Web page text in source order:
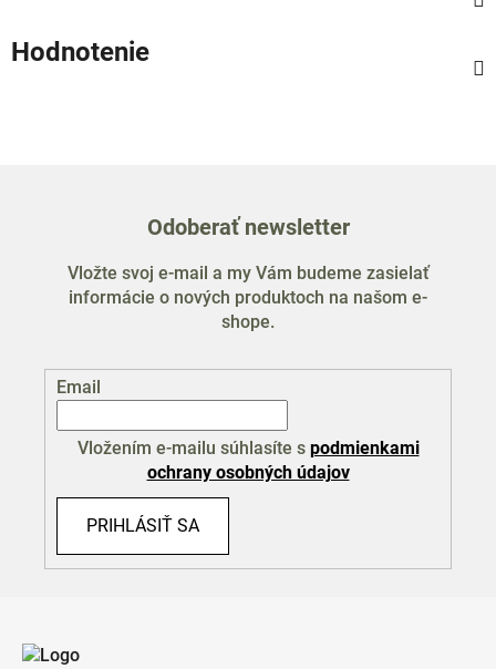
Hodnotenie
Odoberať newsletter
Vložte svoj e-mail a my Vám budeme zasielať
informácie o nových produktoch na našom e-
shope.
Email
Vložením e-mailu súhlasíte s podmienkami
ochrany osobných údajov
PRIHLÁSIŤ SA